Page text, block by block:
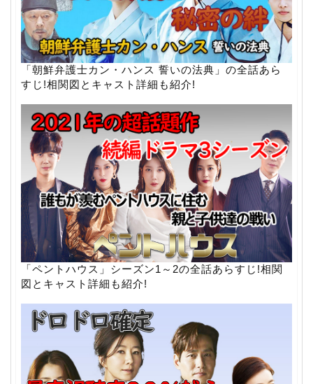
「朝鮮弁護士カン・ハンス 誓いの法典」の全話あら
すじ!相関図とキャスト詳細も紹介!
「ペントハウス」シーズン1～2の全話あらすじ!相関
図とキャスト詳細も紹介!